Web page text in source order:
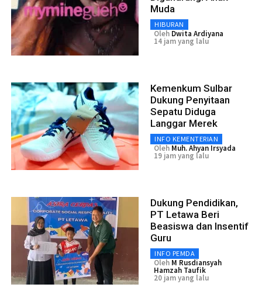
Muda
HIBURAN
Oleh Dwita Ardiyana
14 jam yang lalu
Kemenkum Sulbar
Dukung Penyitaan
Sepatu Diduga
Langgar Merek
INFO KEMENTERIAN
Oleh Muh. Ahyan Irsyada
19 jam yang lalu
Dukung Pendidikan,
PT Letawa Beri
Beasiswa dan Insentif
Guru
INFO PEMDA
Oleh M Rusdiansyah
Hamzah Taufik
20 jam yang lalu